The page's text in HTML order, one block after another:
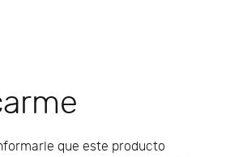
que este producto